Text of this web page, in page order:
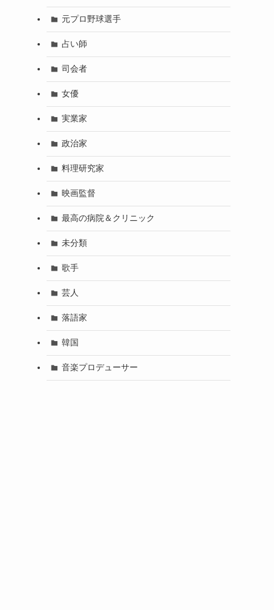
元プロ野球選手
占い師
司会者
女優
実業家
政治家
料理研究家
映画監督
最高の病院＆クリニック
未分類
歌手
芸人
落語家
韓国
音楽プロデューサー